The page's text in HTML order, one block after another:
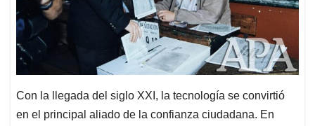
Con la llegada del siglo XXI, la tecnología se convirtió
en el principal aliado de la confianza ciudadana. En